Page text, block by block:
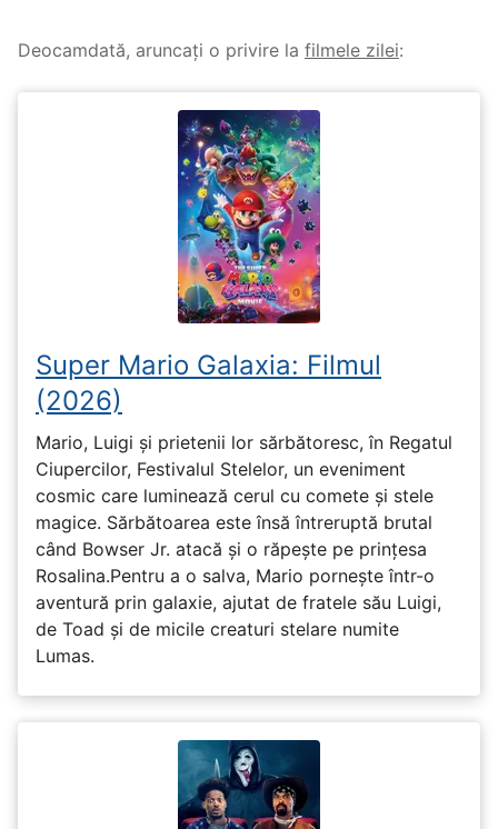
Deocamdată, aruncați o privire la filmele zilei:
Super Mario Galaxia: Filmul
(2026)
Mario, Luigi și prietenii lor sărbătoresc, în Regatul
Ciupercilor, Festivalul Stelelor, un eveniment
cosmic care luminează cerul cu comete și stele
magice. Sărbătoarea este însă întreruptă brutal
când Bowser Jr. atacă și o răpește pe prinţesa
Rosalina.Pentru a o salva, Mario pornește într-o
aventură prin galaxie, ajutat de fratele său Luigi,
de Toad și de micile creaturi stelare numite
Lumas.